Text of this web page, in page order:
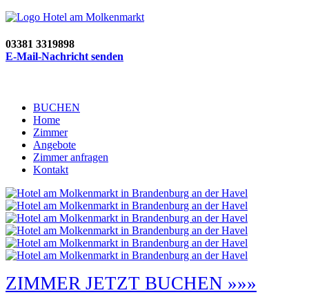
03381 3319898
E-Mail-Nachricht senden
BUCHEN
Home
Zimmer
Angebote
Zimmer anfragen
Kontakt
ZIMMER JETZT BUCHEN »»»